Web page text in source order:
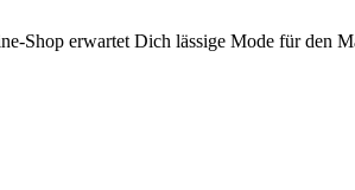
Shop erwartet Dich lässige Mode für den